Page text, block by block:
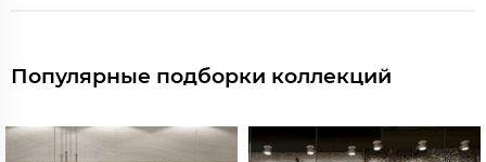
Популярные подборки коллекций